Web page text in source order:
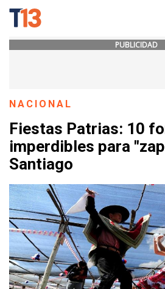
PUBLICIDAD
NACIONAL
Fiestas Patrias: 10
imperdibles para
Santiago